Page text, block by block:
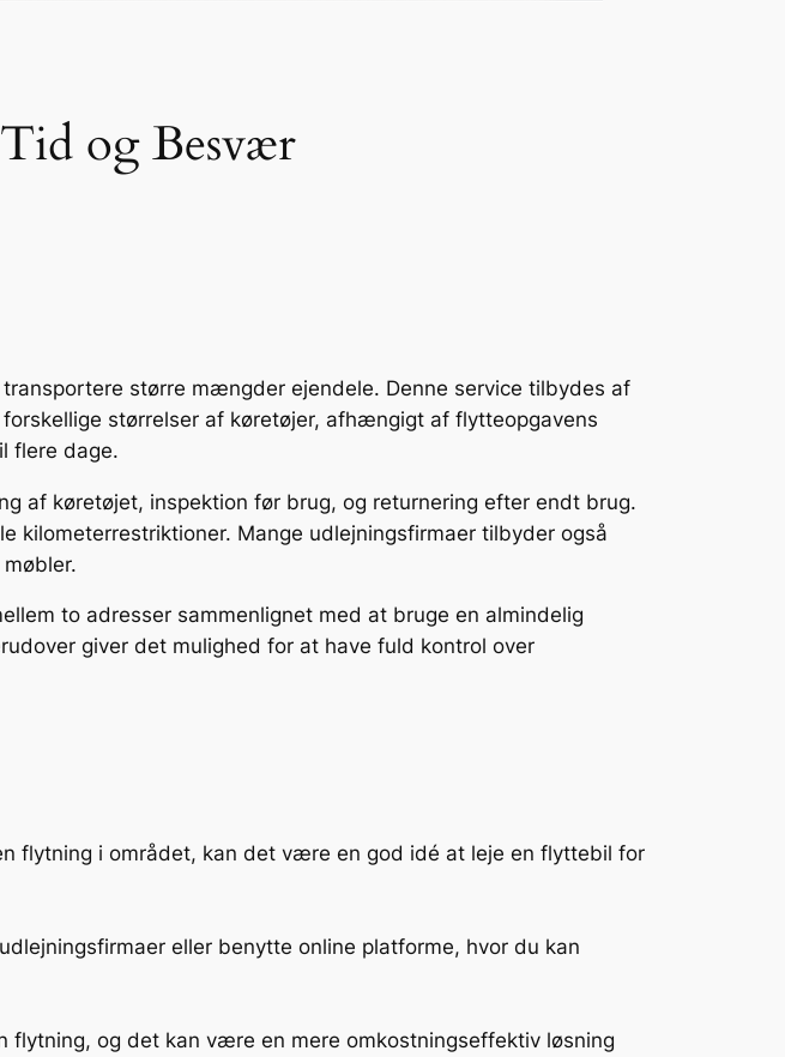
og Besvær
større mængder ejendele. Denne service tilbydes af
størrelser af køretøjer, afhængigt af flytteopgavens
flere dage.
af køretøjet, inspektion før brug, og returnering efter endt brug.
Mange udlejningsfirmaer tilbyder også
to adresser sammenlignet med at bruge en almindelig
giver det mulighed for at have fuld kontrol over
flytning i området, kan det være en god idé at leje en flyttebil for
eller benytte online platforme, hvor du kan
og det kan være en mere omkostningseffektiv løsning